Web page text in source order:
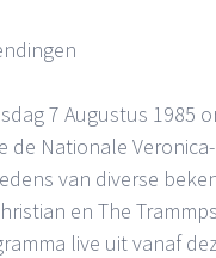
7 Augustus 1985
de Nationale
van diverse
en The
live uit vanaf